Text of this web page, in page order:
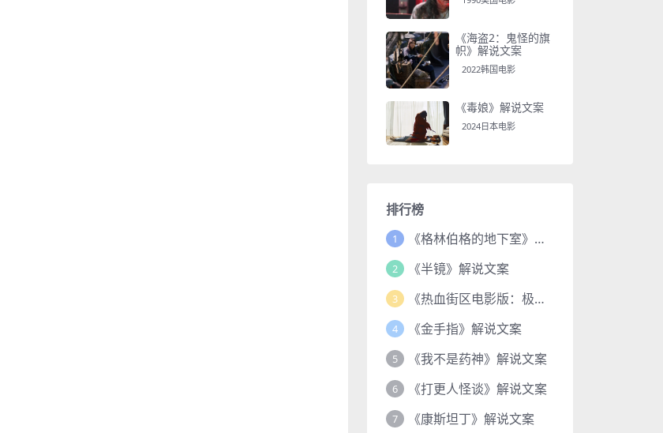
《海盗2：鬼怪的旗
帜》解说文案
2022韩国电影
《毒娘》解说文案
2024日本电影
排行榜
1 《格林伯格的地下室》解说文案
2 《半镜》解说文案
3 《热血街区电影版：极恶王续篇》解说文案
4 《金手指》解说文案
5 《我不是药神》解说文案
6 《打更人怪谈》解说文案
7 《康斯坦丁》解说文案